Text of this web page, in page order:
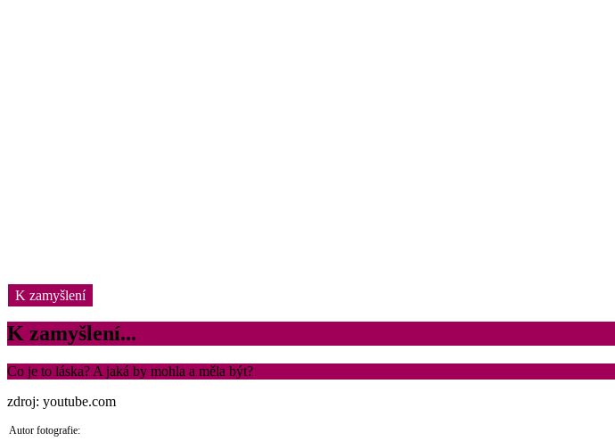
K zamyšlení
K zamyšlení...
Co je to láska? A jaká by mohla a měla být?
zdroj: youtube.com
Autor fotografie: